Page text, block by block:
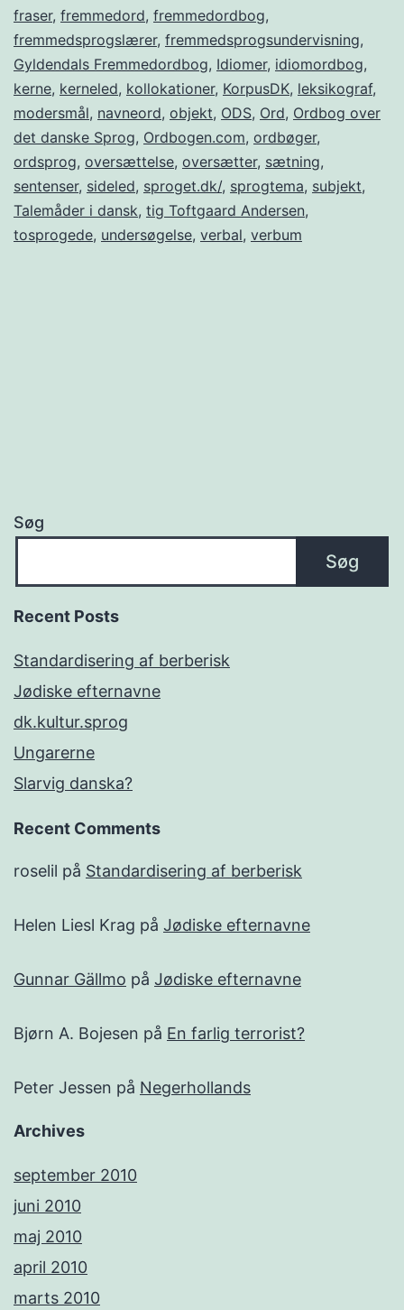
fraser, fremmedord, fremmedordbog,
fremmedsprogslærer, fremmedsprogsundervisning,
Gyldendals Fremmedordbog, Idiomer, idiomordbog,
kerne, kerneled, kollokationer, KorpusDK, leksikograf,
modersmål, navneord, objekt, ODS, Ord, Ordbog over
det danske Sprog, Ordbogen.com, ordbøger,
ordsprog, oversættelse, oversætter, sætning,
sentenser, sideled, sproget.dk/, sprogtema, subjekt,
Talemåder i dansk, tig Toftgaard Andersen,
tosprogede, undersøgelse, verbal, verbum
Søg
Søg
Recent Posts
Standardisering af berberisk
Jødiske efternavne
dk.kultur.sprog
Ungarerne
Slarvig danska?
Recent Comments
roselil på Standardisering af berberisk
Helen Liesl Krag på Jødiske efternavne
Gunnar Gällmo på Jødiske efternavne
Bjørn A. Bojesen på En farlig terrorist?
Peter Jessen på Negerhollands
Archives
september 2010
juni 2010
maj 2010
april 2010
marts 2010